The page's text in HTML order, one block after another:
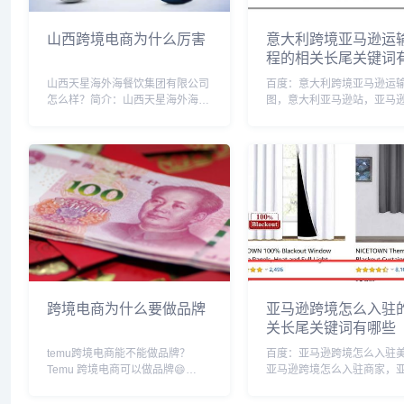
山西跨境电商为什么厉害
山西天星海外海餐饮集团有限公司
怎么样？简介：山西天星海外海餐
立。法定代表人丁家生，公司经营
范围包括以自有资金对企业项目进
行投资及咨询管理...
意大利跨境亚马逊运
程的相关长尾关键词
些
百度：意大利跨境亚马逊运
图，意大利亚马逊站，亚马
亚马逊开店，亚马逊意大利
税，亚马逊意大利包装法号
利发货到国内要多...
跨境电商为什么要做品牌
temu跨境电商能不能做品牌？
Temu 跨境电商可以做品牌😄
亚马逊跨境怎么入驻
关长尾关键词有哪些
百度：亚马逊跨境怎么入驻
亚马逊跨境怎么入驻商家，